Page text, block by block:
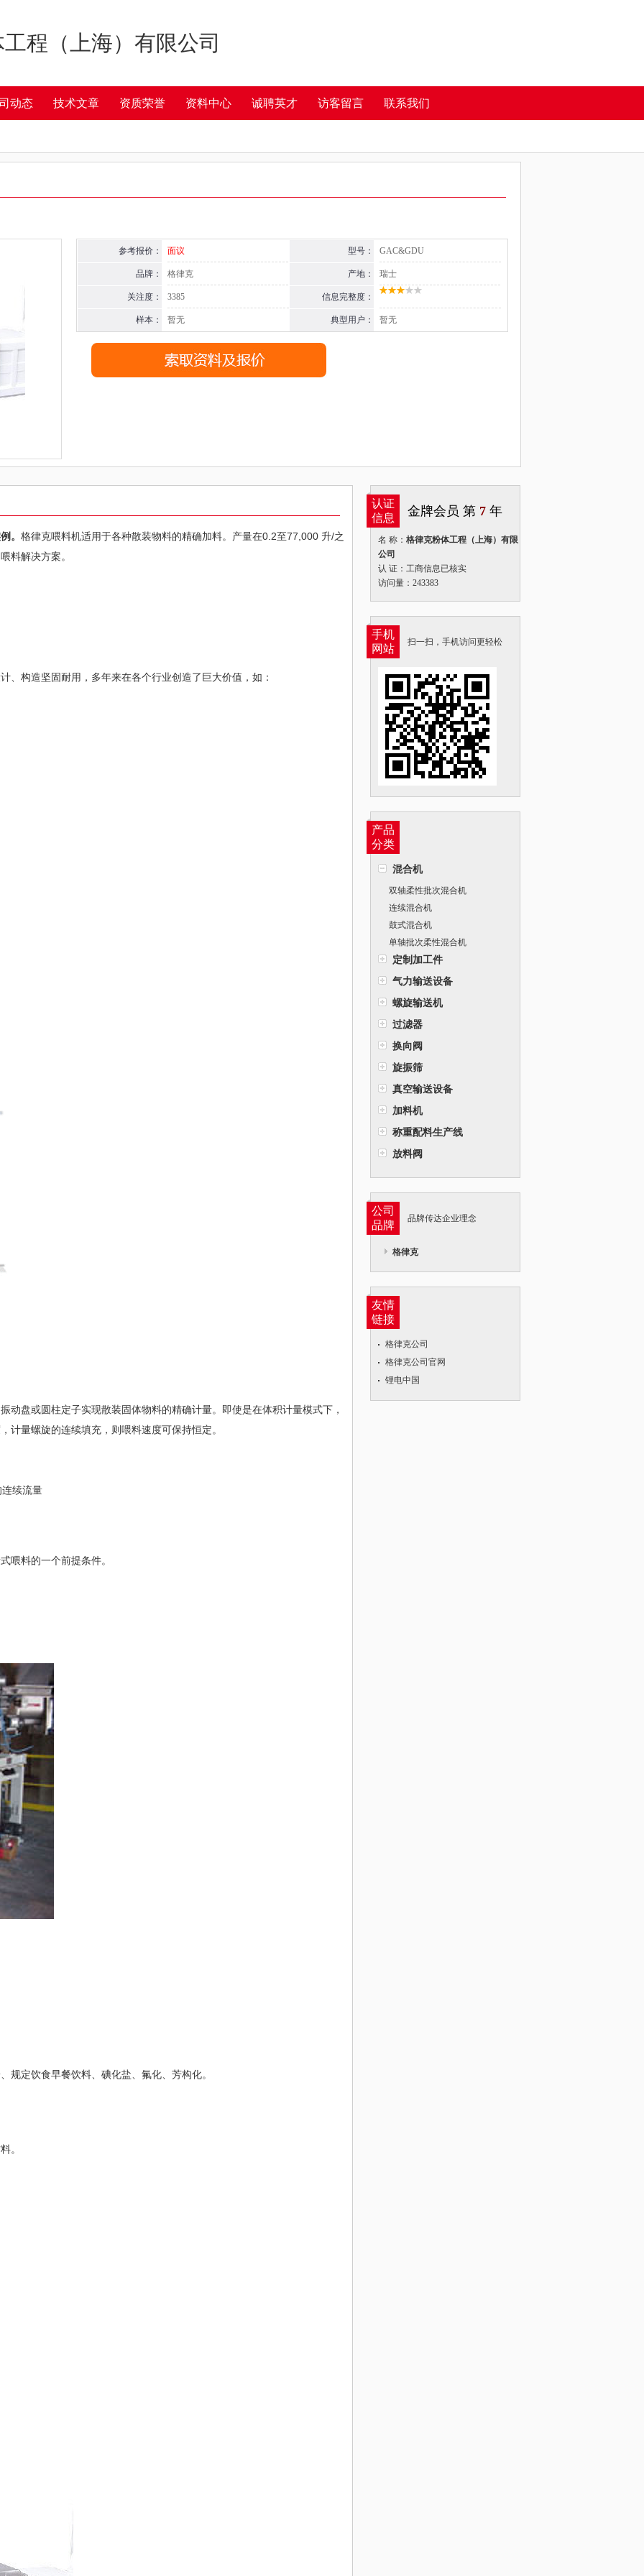
程（上海）有限公司
动态 技术文章 资质荣誉 资料中心 诚聘英才 访客留言 联系我们
参考报价： 面议
品牌： 格律克
关注度： 3385
样本： 暂无
型号： GAC&GDU
产地： 瑞士
信息完整度：
典型用户： 暂无
认证
信息
金牌会员 第 7 年
名 称： 格律克粉体工程（上海）有限
公司
认 证：工商信息已核实
访问量：243383
手机
网站
扫一扫，手机访问更轻松
产品
分类
混合机
双轴柔性批次混合机
连续混合机
鼓式混合机
单轴批次柔性混合机
定制加工件
气力输送设备
螺旋输送机
过滤器
换向阀
旋振筛
真空输送设备
加料机
称重配料生产线
放料阀
公司
品牌
品牌传达企业理念
格律克
友情
链接
格律克公司
格律克公司官网
锂电中国
。 格律克喂料机适用于各种散装物料的精确加料。产量在0.2至77,000 升/之
料解决方案。
、构造坚固耐用，多年来在各个行业创造了巨大价值，如：
动盘或圆柱定子实现散装固体物料的精确计量。即使是在体积计量模式下，
计量螺旋的连续填充，则喂料速度可保持恒定。
续流量
喂料的一个前提条件。
规定饮食早餐饮料、碘化盐、氟化、芳构化。
。